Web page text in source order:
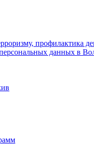
профилактика
данных в